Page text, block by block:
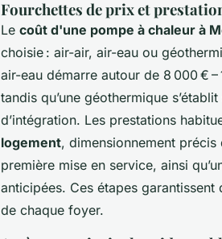
Fourchettes de prix et
Le coût d'une pompe à chaleur à
choisie : air-air, air-eau ou
air-eau démarre autour de 8 000 €
tandis qu’une géothermique
d’intégration. Les prestations
logement, dimensionnement
première mise en service, ainsi
anticipées. Ces étapes
de chaque foyer.